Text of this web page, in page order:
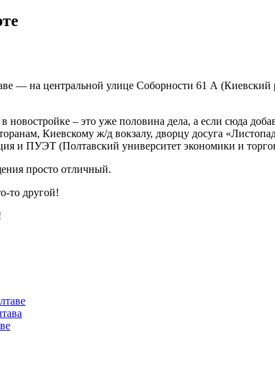
— на центральной улице Соборности 61 А
новостройке – это уже половина дела, а если сюда
Киевскому ж/д вокзалу, дворцу досуга
и ПУЭТ (Полтавский университет экономики и
просто отличный.
то другой!